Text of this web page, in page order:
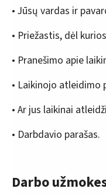
• Jūsų vardas ir
• Priežastis, dėl
• Pranešimo apie
• Laikinojo atleidimo
• Ar jus laikinai
• Darbdavio parašas.
Darbo